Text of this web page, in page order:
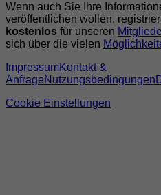
Wenn auch Sie Ihre
veröffentlichen wollen,
kostenlos für unseren
sich über die vielen
ImpressumKontakt &
AnfrageNutzungsbedingungen
Cookie Einstellungen